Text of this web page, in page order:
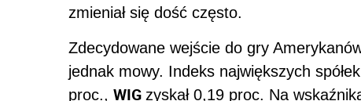
zmieniał się dość często.
Zdecydowane wejście do gry
jednak mowy. Indeks największych
proc., WIG zyskał 0,19 proc. Na